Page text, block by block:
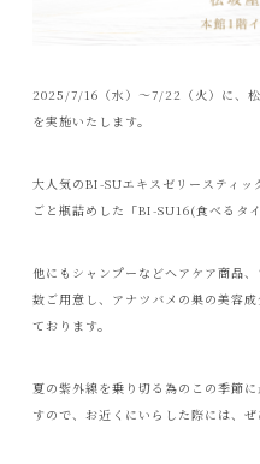
2025/7/16（水）〜7/22（火）に、
を実施いたします。
大人気のBI-SUエキスゼリースティッ
ごと瓶詰めした「BI-SU16(食べるタ
他にもシャンプーなどヘアケア商品
数ご用意し、アナツバメの巣の美容
ております。
夏の紫外線を乗り切る為のこの季節
すので、お近くにいらした際には、